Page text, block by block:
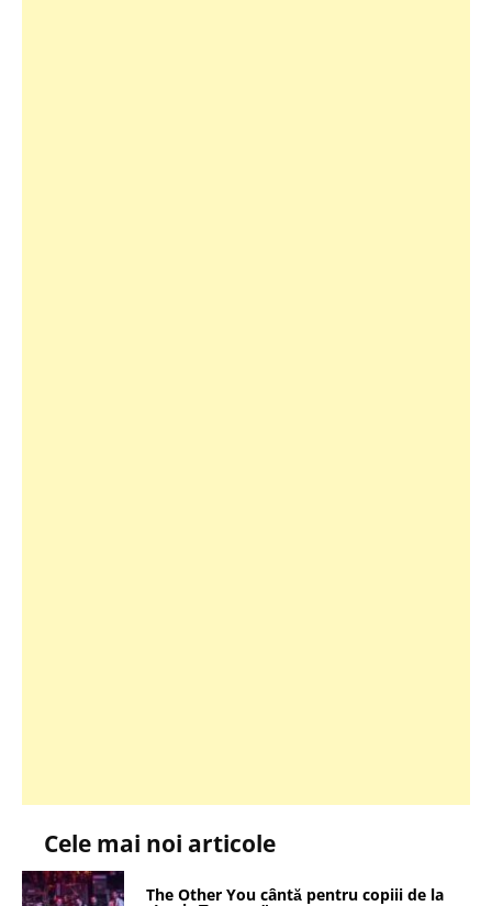
Cele mai noi articole
The Other You cântă pentru copiii de la